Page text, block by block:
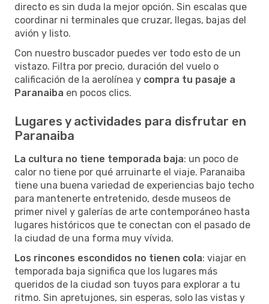
directo es sin duda la mejor opción. Sin escalas que
coordinar ni terminales que cruzar, llegas, bajas del
avión y listo.
Con nuestro buscador puedes ver todo esto de un
vistazo. Filtra por precio, duración del vuelo o
calificación de la aerolínea y compra tu pasaje a
Paranaiba en pocos clics.
Lugares y actividades para disfrutar en
Paranaiba
La cultura no tiene temporada baja: un poco de
calor no tiene por qué arruinarte el viaje. Paranaiba
tiene una buena variedad de experiencias bajo techo
para mantenerte entretenido, desde museos de
primer nivel y galerías de arte contemporáneo hasta
lugares históricos que te conectan con el pasado de
la ciudad de una forma muy vívida.
Los rincones escondidos no tienen cola: viajar en
temporada baja significa que los lugares más
queridos de la ciudad son tuyos para explorar a tu
ritmo. Sin apretujones, sin esperas, solo las vistas y